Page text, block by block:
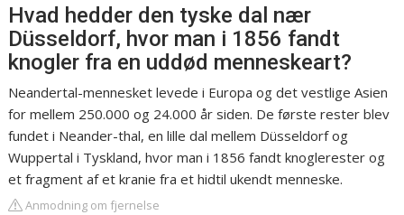
Hvad hedder den tyske dal nær
Düsseldorf, hvor man i 1856 fandt
knogler fra en uddød menneskeart?
Neandertal-mennesket levede i Europa og det vestlige Asien
for mellem 250.000 og 24.000 år siden. De første rester blev
fundet i Neander-thal, en lille dal mellem Düsseldorf og
Wuppertal i Tyskland, hvor man i 1856 fandt knoglerester og
et fragment af et kranie fra et hidtil ukendt menneske.
Anmodning om fjernelse